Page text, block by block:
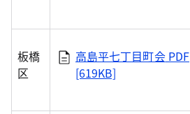
板橋
区
高島平七丁目町会PDF
[619KB]